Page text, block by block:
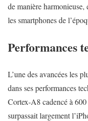
de manière harmonieuse,
les smartphones de
Performances
L’une des avancées les
dans ses performances
Cortex-A8 cadencé à
surpassait largement